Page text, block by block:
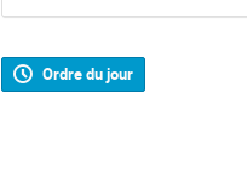
Ordre du jour